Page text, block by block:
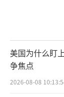
美国为什么盯
争焦点
2026-08-08